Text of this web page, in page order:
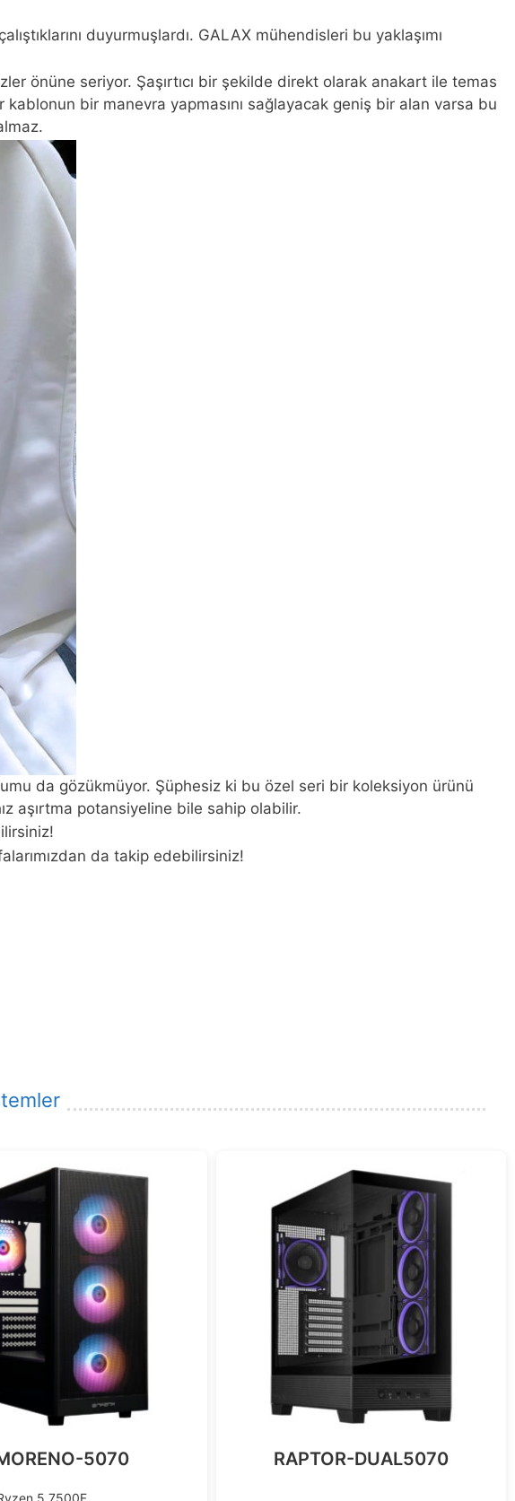
duyurmuşlardı. GALAX mühendisleri bu yaklaşımı
önüne seriyor. Şaşırtıcı bir şekilde direkt olarak anakart ile temas
bir manevra yapmasını sağlayacak geniş bir alan varsa bu
da gözükmüyor. Şüphesiz ki bu özel seri bir koleksiyon ürünü
aşırtma potansiyeline bile sahip olabilir.
da takip edebilirsiniz!
5070 RAPTOR-DUAL5070